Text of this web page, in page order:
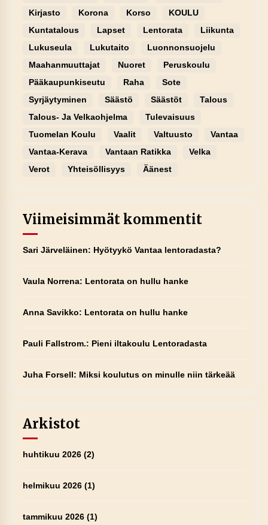
Kirjasto
Korona Korso
KOULU
Kuntatalous
Lapset Lentorata
Liikunta
Lukuseula
Lukutaito
Luonnonsuojelu
Maahanmuuttajat
Nuoret
Peruskoulu
Pääkaupunkiseutu
Raha
Sote
Syrjäytyminen
Säästö Säästöt
Talous
Talous- Ja Velkaohjelma
Tulevaisuus
Tuomelan Koulu
Vaalit Valtuusto
Vantaa
Vantaa-Kerava
Vantaan Ratikka
Velka
Verot
Yhteisöllisyys Äänest
Viimeisimmät kommentit
Sari Järveläinen: Hyötyykö Vantaa lentoradasta?
Vaula Norrena: Lentorata on hullu hanke
Anna Savikko: Lentorata on hullu hanke
Pauli Fallstrom.: Pieni iltakoulu Lentoradasta
Juha Forsell: Miksi koulutus on minulle niin tärkeää
Arkistot
huhtikuu 2026(2)
helmikuu 2026(1)
tammikuu 2026(1)